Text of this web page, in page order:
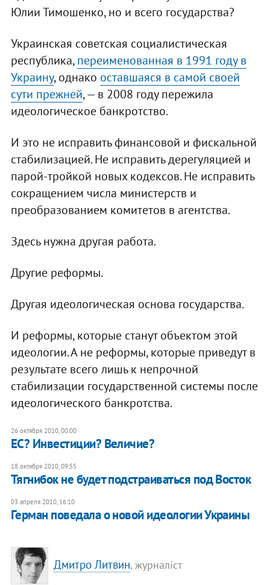
Юлии Тимошенко, но и всего государства?
Украинская советская социалистическая
республика,переименованная в 1991 году в
Украину, однако оставшаяся в самой своей
сути прежней, — в 2008 году пережила
идеологическое банкротство.
И это не исправить финансовой и фискальной
стабилизацией. Не исправить дерегуляцией и
парой-тройкой новых кодексов. Не исправить
сокращением числа министерств и
преобразованием комитетов в агентства.
Здесь нужна другая работа.
Другие реформы.
Другая идеологическая основа государства.
И реформы, которые станут объектом этой
идеологии. А не реформы, которые приведут в
результате всего лишь к непрочной
стабилизации государственной системы после
идеологического банкротства.
26 октября 2010, 00:00
​ЕС? Инвестиции? Величие?
18 октября 2010, 09:55
Тягнибок не будет подстраиваться под Восток
03 апреля 2010, 16:10
Герман поведала о новой идеологии Украины
Дмитро Литвин, журналіст